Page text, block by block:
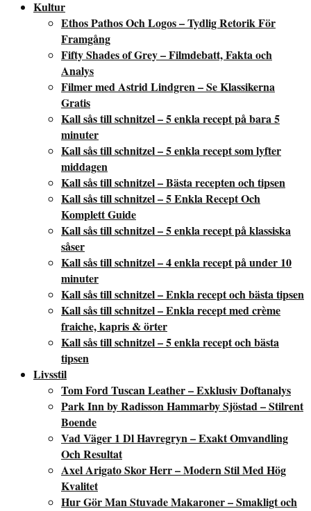
Kultur
Ethos Pathos Och Logos – Tydlig Retorik För
Framgång
Fifty Shades of Grey – Filmdebatt, Fakta och
Analys
Filmer med Astrid Lindgren – Se Klassikerna
Gratis
Kall sås till schnitzel – 5 enkla recept på bara 5
minuter
Kall sås till schnitzel – 5 enkla recept som lyfter
middagen
Kall sås till schnitzel – Bästa recepten och tipsen
Kall sås till schnitzel – 5 Enkla Recept Och
Komplett Guide
Kall sås till schnitzel – 5 enkla recept på klassiska
såser
Kall sås till schnitzel – 4 enkla recept på under 10
minuter
Kall sås till schnitzel – Enkla recept och bästa tipsen
Kall sås till schnitzel – Enkla recept med crème
fraiche, kapris & örter
Kall sås till schnitzel – 5 enkla recept och bästa
tipsen
Livsstil
Tom Ford Tuscan Leather – Exklusiv Doftanalys
Park Inn by Radisson Hammarby Sjöstad – Stilrent
Boende
Vad Väger 1 Dl Havregryn – Exakt Omvandling
Och Resultat
Axel Arigato Skor Herr – Modern Stil Med Hög
Kvalitet
Hur Gör Man Stuvade Makaroner – Smakligt och